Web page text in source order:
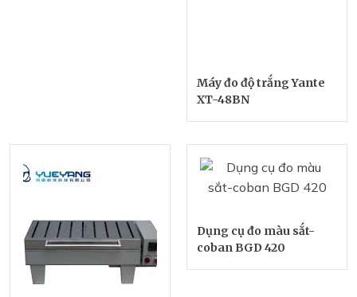
Máy đo độ trắng Yante
XT-48BN
Dụng cụ đo màu sắt-
coban BGD 420